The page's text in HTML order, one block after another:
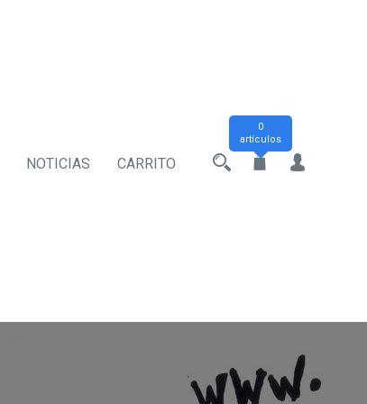
NOTICIAS CARRITO
0
artículos